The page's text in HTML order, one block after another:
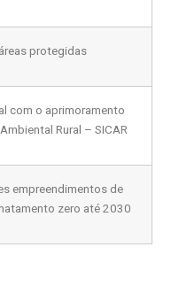
protegidas
com o aprimoramento
Rural – SICAR
empreendimentos de
zero até 2030